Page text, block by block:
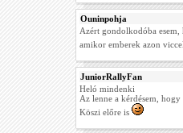
Ouninpohja
Azért gondolkodóba
amikor emberek azon
JuniorRallyFan
Heló mindenki
Az lenne a kérdésem,
Köszi előre is